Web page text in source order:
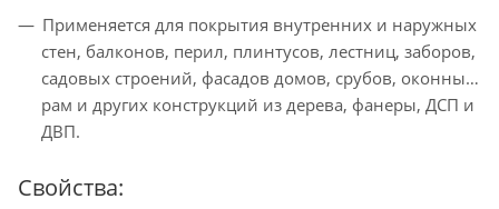
Применяется для покрытия внутренних и наружных
стен, балконов, перил, плинтусов, лестниц, заборов,
садовых строений, фасадов домов, срубов, оконных
рам и других конструкций из дерева, фанеры, ДСП и
ДВП.
Свойства: